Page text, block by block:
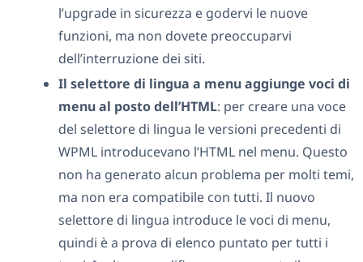
l’upgrade in sicurezza e godervi le nuove
funzioni, ma non dovete preoccuparvi
dell’interruzione dei siti.
Il selettore di lingua a menu aggiunge voci di
menu al posto dell’HTML: per creare una voce
del selettore di lingua le versioni precedenti di
WPML introducevano l’HTML nel menu. Questo
non ha generato alcun problema per molti temi,
ma non era compatibile con tutti. Il nuovo
selettore di lingua introduce le voci di menu,
quindi è a prova di elenco puntato per tutti i